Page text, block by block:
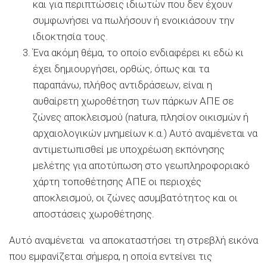
και για περιπτώσεις ιδιωτών που δεν έχουν
συμφωνήσει να πωλήσουν ή ενοικιάσουν την
ιδιοκτησία τους.
Ένα ακόμη θέμα, το οποίο ενδιαφέρει κι εδώ κι
έχει δημιουργήσει, ορθώς, όπως και τα
παραπάνω, πλήθος αντιδράσεων, είναι η
αυθαίρετη χωροθέτηση των πάρκων ΑΠΕ σε
ζώνες αποκλεισμού (natura, πλησίον οικισμών ή
αρχαιολογικών μνημείων κ.α.) Αυτό αναμένεται να
αντιμετωπισθεί με υποχρέωση εκπόνησης
μελέτης για αποτύπωση στο γεωπληροφοριακό
χάρτη τοποθέτησης ΑΠΕ οι περιοχές
αποκλεισμού, οι ζώνες ασυμβατότητος και οι
αποστάσεις χωροθέτησης.
Αυτό αναμένεται να αποκαταστήσει τη στρεβλή εικόνα
που εμφανίζεται σήμερα, η οποία εντείνει τις